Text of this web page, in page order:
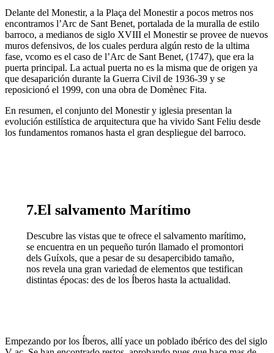
Delante del Monestir, a la Plaça del Monestir a pocos metros nos
encontramos l’Arc de Sant Benet, portalada de la muralla de estilo
barroco, a medianos de siglo XVIII el Monestir se provee de nuevos
muros defensivos, de los cuales perdura algún resto de la ultima
fase, vcomo es el caso de l’Arc de Sant Benet, (1747), que era la
puerta principal. La actual puerta no es la misma que de origen ya
que desaparición durante la Guerra Civil de 1936-39 y se
reposicionó el 1999, con una obra de Domènec Fita.
En resumen, el conjunto del Monestir y iglesia presentan la
evolución estilística de arquitectura que ha vivido Sant Feliu desde
los fundamentos romanos hasta el gran despliegue del barroco.
7.El salvamento Marítimo
Descubre las vistas que te ofrece el salvamento marítimo,
se encuentra en un pequeño turón llamado el promontori
dels Guíxols, que a pesar de su desapercibido tamaño,
nos revela una gran variedad de elementos que testifican
distintas épocas: des de los Íberos hasta la actualidad.
Empezando por los Íberos, allí yace un poblado ibérico des del siglo